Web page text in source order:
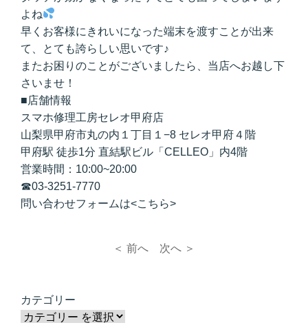
よね
早くお客様にきれいになった端末を渡すことが出来
て、とても誇らしい思いです♪
またお困りのことがございましたら、当店へお越し下
さいませ！
■店舗情報
スマホ修理工房セレオ甲府店
山梨県甲府市丸の内１丁目１−8 セレオ甲府４階
甲府駅 徒歩1分 直結駅ビル「CELLEO」内4階
営業時間：10:00~20:00
☎03-3251-7770
問い合わせフォームは<こちら>
＜ 前へ 次へ ＞
カテゴリー